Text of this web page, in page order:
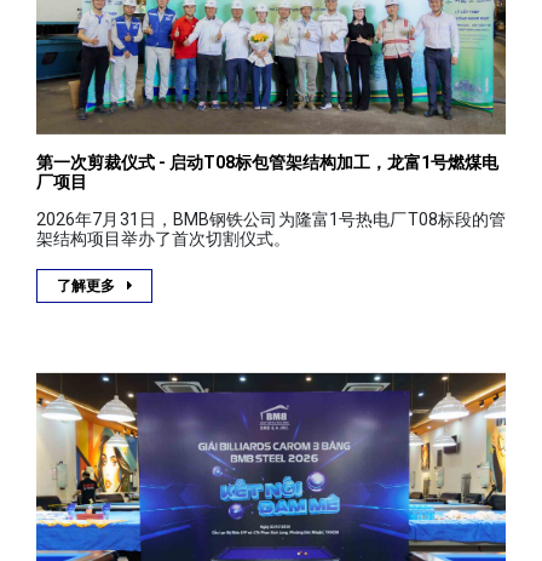
第一次剪裁仪式 - 启动T08标包管架结构加工，龙富1号燃煤电
厂项目
2026年7月31日，BMB钢铁公司为隆富1号热电厂T08标段的管
架结构项目举办了首次切割仪式。
了解更多